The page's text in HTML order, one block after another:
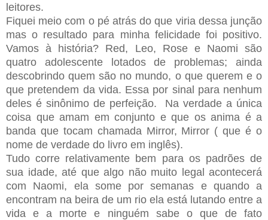
leitores.
Fiquei meio com o pé atrás do que viria dessa junção
mas o resultado para minha felicidade foi positivo.
Vamos à história? Red, Leo, Rose e Naomi são
quatro adolescente lotados de problemas; ainda
descobrindo quem são no mundo, o que querem e o
que pretendem da vida. Essa por sinal para nenhum
deles é sinônimo de perfeição. Na verdade a única
coisa que amam em conjunto e que os anima é a
banda que tocam chamada Mirror, Mirror ( que é o
nome de verdade do livro em inglês).
Tudo corre relativamente bem para os padrões de
sua idade, até que algo não muito legal acontecerá
com Naomi, ela some por semanas e quando a
encontram na beira de um rio ela está lutando entre a
vida e a morte e ninguém sabe o que de fato